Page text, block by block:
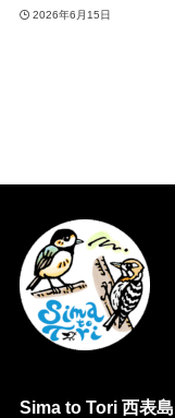
2026年6月15日
Sima to Tori 西表島